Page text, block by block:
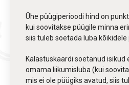
Ühe püügiperioodi hind on
kui soovitakse püügile minna
siis tuleb soetada luba kõikidele
Kalastuskaardi soetanud isikud
omama liikumisluba (kui
mis ei ole püügiks avatud, siis